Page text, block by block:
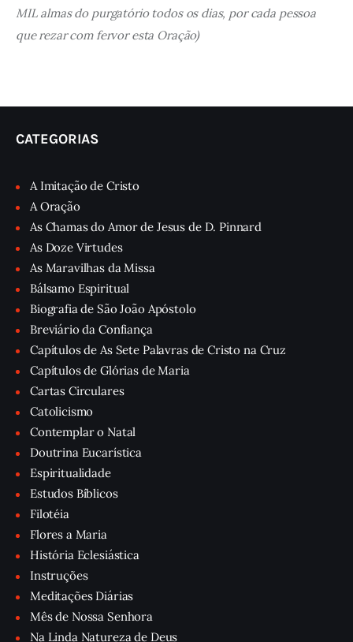
MIL almas do purgatório todos os dias, por cada pessoa
que rezar com fervor esta Oração)
CATEGORIAS
A Imitação de Cristo
A Oração
As Chamas do Amor de Jesus de D. Pinnard
As Doze Virtudes
As Maravilhas da Missa
Bálsamo Espiritual
Biografia de São João Apóstolo
Breviário da Confiança
Capítulos de As Sete Palavras de Cristo na Cruz
Capítulos de Glórias de Maria
Cartas Circulares
Catolicismo
Contemplar o Natal
Doutrina Eucarística
Espiritualidade
Estudos Bíblicos
Filotéia
Flores a Maria
História Eclesiástica
Instruções
Meditações Diárias
Mês de Nossa Senhora
Na Linda Natureza de Deus